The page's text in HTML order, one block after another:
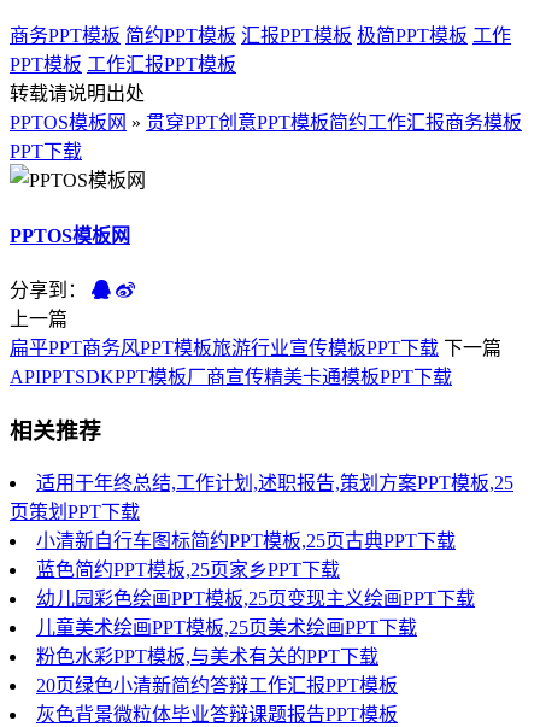
商务PPT模板 简约PPT模板 汇报PPT模板 极简PPT模板 工作
PPT模板 工作汇报PPT模板
转载请说明出处
PPTOS模板网 » 贯穿PPT创意PPT模板简约工作汇报商务模板
PPT下载
PPTOS模板网
分享到：
上一篇
扁平PPT商务风PPT模板旅游行业宣传模板PPT下载 下一篇
APIPPTSDKPPT模板厂商宣传精美卡通模板PPT下载
相关推荐
适用于年终总结,工作计划,述职报告,策划方案PPT模板,25
页策划PPT下载
小清新自行车图标简约PPT模板,25页古典PPT下载
蓝色简约PPT模板,25页家乡PPT下载
幼儿园彩色绘画PPT模板,25页变现主义绘画PPT下载
儿童美术绘画PPT模板,25页美术绘画PPT下载
粉色水彩PPT模板,与美术有关的PPT下载
20页绿色小清新简约答辩工作汇报PPT模板
灰色背景微粒体毕业答辩课题报告PPT模板